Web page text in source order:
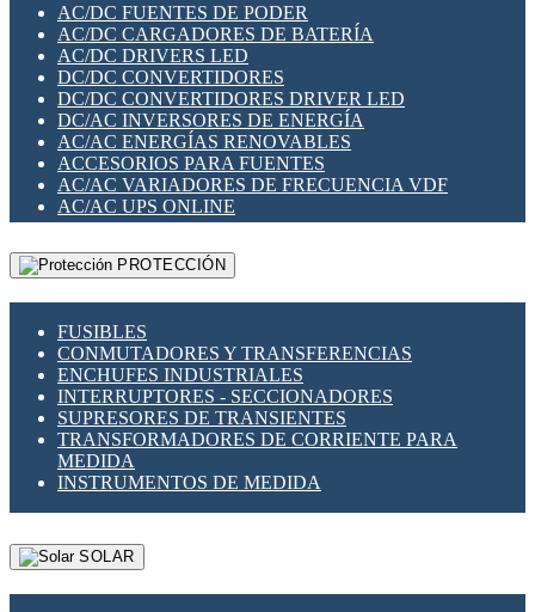
SWITCH Y MICROSWITCH
TARJETAS PI
UNIÓN Y DERIVACIÓN DE CABLE
PLACAS MODULARES IOT
SWITCHES Y REDES WIFI
SOLUCIONES IOT
SOLUCIONES LORAWAN
SOLUCIONES RED CELULAR
SEGURIDAD PARA REDES
SWITCHES LAN
TELEFONÍA IP (VOIP)
VIGILANCIA IP (CCTV)
MESHTASTIC
AC/DC FUENTES DE PODER
AC/DC CARGADORES DE BATERÍA
AC/DC DRIVERS LED
DC/DC CONVERTIDORES
DC/DC CONVERTIDORES DRIVER LED
DC/AC INVERSORES DE ENERGÍA
AC/AC ENERGÍAS RENOVABLES
ACCESORIOS PARA FUENTES
AC/AC VARIADORES DE FRECUENCIA VDF
AC/AC UPS ONLINE
PROTECCIÓN
FUSIBLES
CONMUTADORES Y TRANSFERENCIAS
ENCHUFES INDUSTRIALES
INTERRUPTORES - SECCIONADORES
SUPRESORES DE TRANSIENTES
TRANSFORMADORES DE CORRIENTE PARA
MEDIDA
INSTRUMENTOS DE MEDIDA
SOLAR